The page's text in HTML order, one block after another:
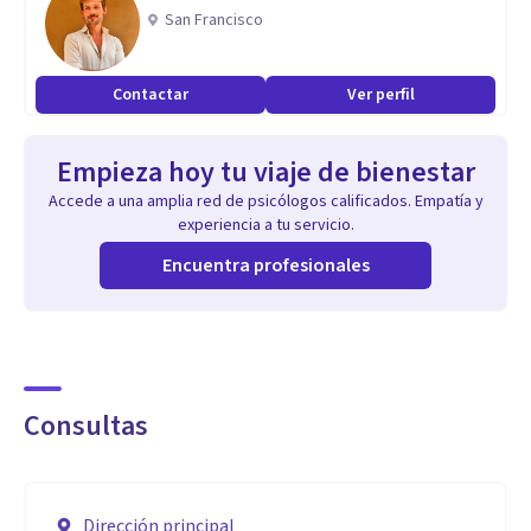
San Francisco
Contactar Ver perfil
Empieza hoy tu viaje de bienestar
Accede a una amplia red de psicólogos calificados. Empatía y
experiencia a tu servicio.
Encuentra profesionales
Consultas